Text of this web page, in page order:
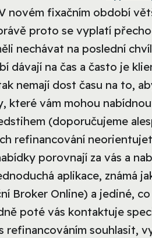
novém fixačním období
proto se vyplatí
nechávat na poslední
na čas a často je
nemají dost času na to,
vám mohou
(doporučujeme
refinancování
porovnají za vás a
aplikace, známá
Broker Online) a jediné,
poté vás kontaktuje
refinancováním souhlasit,